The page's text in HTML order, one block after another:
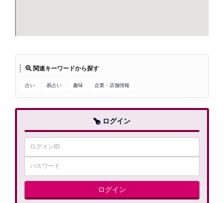
関連キーワードから探す
占い 易占い 趣味 企業・店舗情報
ログイン
ログイン